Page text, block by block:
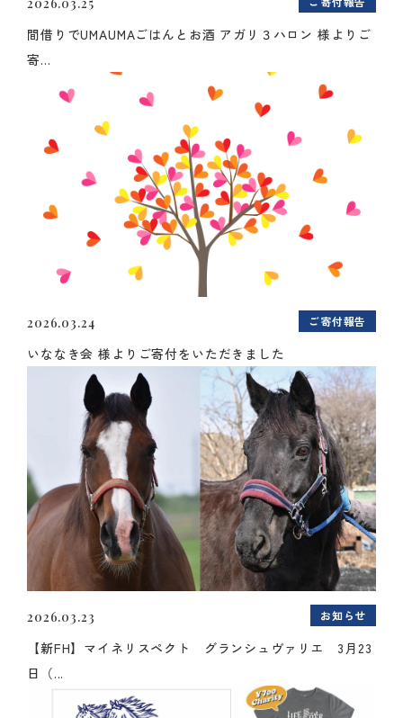
間借りでUMAUMAごはんとお酒 アガリ３ハロン 様よりご
寄...
2026.03.24 ご寄付報告
いななき会 様よりご寄付をいただきました
2026.03.23 お知らせ
【新FH】マイネリスペクト グランシュヴァリエ 3月23
日（...